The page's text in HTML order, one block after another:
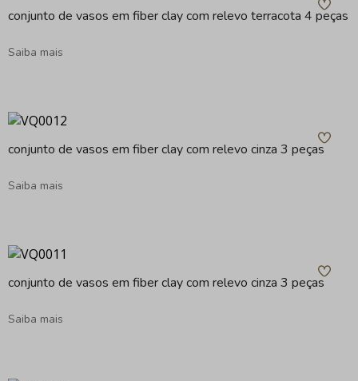
conjunto de vasos em fiber clay com relevo terracota 4 peças
Saiba mais
conjunto de vasos em fiber clay com relevo cinza 3 peças
Saiba mais
conjunto de vasos em fiber clay com relevo cinza 3 peças
Saiba mais